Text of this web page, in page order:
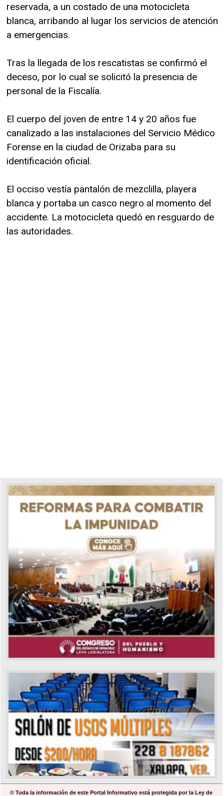
reservada, a un costado de una motocicleta
blanca, arribando al lugar los servicios de atención
a emergencias.
Tras la llegada de los rescatistas se confirmó el
deceso, por lo cual se solicitó la presencia de
personal de la Fiscalía.
El cuerpo del joven de entre 14 y 20 años fue
canalizado a las instalaciones del Servicio Médico
Forense en la ciudad de Orizaba para su
identificación oficial.
El occiso vestía pantalón de mezclilla, playera
blanca y portaba un casco negro al momento del
accidente. La motocicleta quedó en resguardo de
las autoridades.
© Toda la información de este Portal Informativo está protegida por la Ley de